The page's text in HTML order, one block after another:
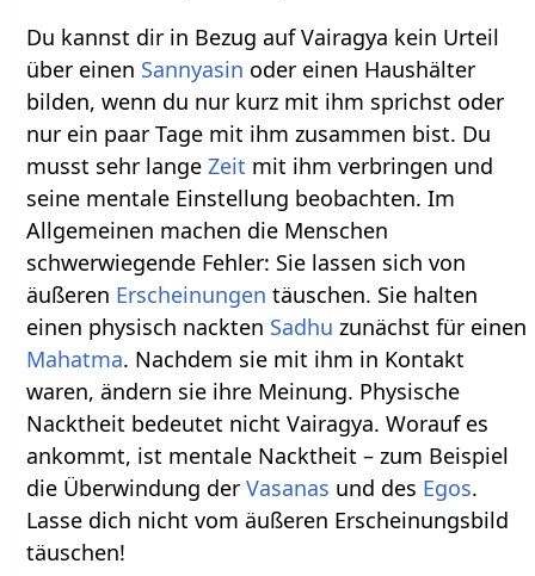
Du kannst dir in Bezug auf Vairagya kein Urteil
über einen Sannyasin oder einen Haushälter
bilden, wenn du nur kurz mit ihm sprichst oder
nur ein paar Tage mit ihm zusammen bist. Du
musst sehr langeZeit mit ihm verbringen und
seine mentale Einstellung beobachten. Im
Allgemeinen machen die Menschen
schwerwiegende Fehler: Sie lassen sich von
äußeren Erscheinungen täuschen. Sie halten
einen physisch nackten Sadhu zunächst für einen
Mahatma. Nachdem sie mit ihm in Kontakt
waren, ändern sie ihre Meinung. Physische
Nacktheit bedeutet nicht Vairagya. Worauf es
ankommt, ist mentale Nacktheit – zum Beispiel
die Überwindung derVasanas und des Egos.
Lasse dich nicht vom äußeren Erscheinungsbild
täuschen!